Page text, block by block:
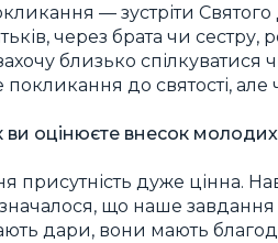
— зустріти
через брата чи сестру,
близько
покликання до святості, але
ви оцінюєте внесок
присутність дуже цінна.
що наше
дари, вони мають